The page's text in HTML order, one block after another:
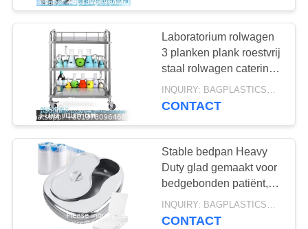
FABRIEKSREIS
KWALITEITSCONTROLE
VERZOEK
OM
EEN
CITAAT
SITEMAP
SCHERPE
CONTAINERS
10
monster zakken
Laboratorium rolwagen
3 planken plank roestvrij
staal rolwagen catering
tandheelkundige utility
cart commercieel wiel
INQUIRY: BAGPLASTICS@GMAIL.COM MOQ:WhatsApp: +8613780964661
CONTACT
Stable bedpan Heavy
Duty glad gemaakt voor
bedgebonden patiënt,
staal bedpan voor
medische centra
INQUIRY: BAGPLASTICS@GMAIL.COM MOQ:WhatsApp: +8613780964661
CONTACT